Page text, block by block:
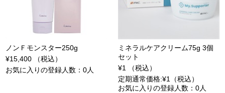
ノンＦモンスター250g
¥15,400 （税込）
お気に入りの登録人数：0人
ミネラルケアクリーム75g 3個
セット
¥1 （税込）
定期通常価格:¥1（税込）
お気に入りの登録人数：0人